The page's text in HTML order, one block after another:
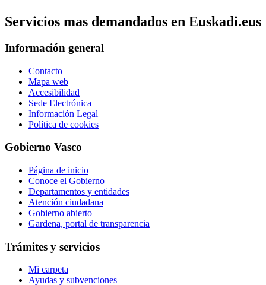
Servicios mas demandados en Euskadi.eus
Información general
Contacto
Mapa web
Accesibilidad
Sede Electrónica
Información Legal
Política de cookies
Gobierno Vasco
Página de inicio
Conoce el Gobierno
Departamentos y entidades
Atención ciudadana
Gobierno abierto
Gardena, portal de transparencia
Trámites y servicios
Mi carpeta
Ayudas y subvenciones